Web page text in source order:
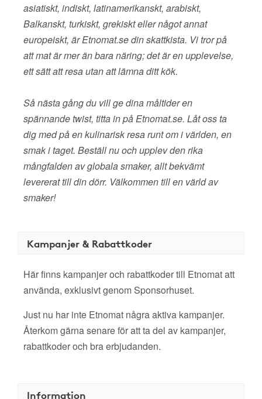
asiatiskt, indiskt, latinamerikanskt, arabiskt,
Balkanskt, turkiskt, grekiskt eller något annat
europeiskt, är Etnomat.se din skattkista. Vi tror på
att mat är mer än bara näring; det är en upplevelse,
ett sätt att resa utan att lämna ditt kök.
Så nästa gång du vill ge dina måltider en
spännande twist, titta in på Etnomat.se. Låt oss ta
dig med på en kulinarisk resa runt om i världen, en
smak i taget. Beställ nu och upplev den rika
mångfalden av globala smaker, allt bekvämt
levererat till din dörr. Välkommen till en värld av
smaker!
Kampanjer & Rabattkoder
Här finns kampanjer och rabattkoder till Etnomat att
använda, exklusivt genom Sponsorhuset.
Just nu har inte Etnomat några aktiva kampanjer.
Återkom gärna senare för att ta del av kampanjer,
rabattkoder och bra erbjudanden.
Information